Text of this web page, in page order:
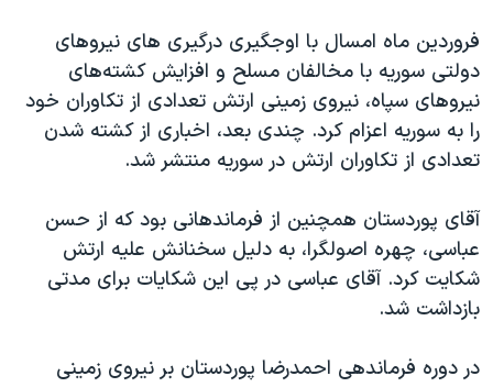
فروردین ماه امسال با اوجگیری درگیری های نیروهای
دولتی سوریه با مخالفان مسلح و افزایش کشته‌های
نیروهای سپاه، نیروی زمینی ارتش تعدادی از تکاوران خود
را به سوریه اعزام کرد. چندی بعد، اخباری از کشته شدن
تعدادی از تکاوران ارتش در سوریه منتشر شد.
آقای پوردستان همچنین از فرماندهانی بود که از حسن
عباسی، چهره اصولگرا، به دلیل سخنانش علیه ارتش
شکایت کرد. آقای عباسی در پی این شکایات برای مدتی
بازداشت شد.
در دوره فرماندهی احمدرضا پوردستان بر نیروی زمینی